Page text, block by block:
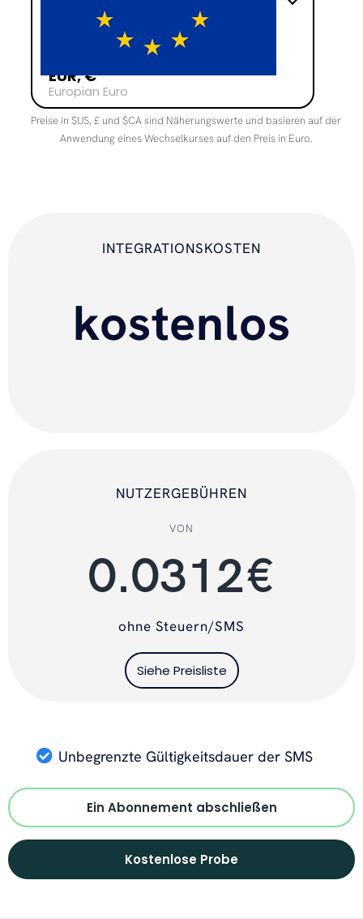
EUR, €
Europian Euro
Preise in $US, £ und $CA sind Näherungswerte und basieren auf der
Anwendung eines Wechselkurses auf den Preis in Euro.
INTEGRATIONSKOSTEN
kostenlos
NUTZERGEBÜHREN
VON
0.0312€
ohne Steuern/SMS
Siehe Preisliste
Unbegrenzte Gültigkeitsdauer der SMS
Ein Abonnement abschließen
Kostenlose Probe